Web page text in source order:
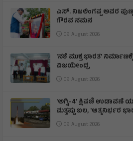
ಎಸ್. ನಿಜಲಿಂಗಪ್ಪ ಅವರ
ಗೌರವ ನಮನ​
09 August 2026
'ನಶೆ ಮುಕ್ತ ಭಾರತ'
ವಿಜಯೇಂದ್ರ
09 August 2026
'ಅಗ್ನಿ-4' ಕ್ಷಿಪಣಿ ಉಡಾವಣೆ
ಮತ್ತಷ್ಟು ಬಲ, 'ಆತ್ಮನಿರ್ಭರ
09 August 2026